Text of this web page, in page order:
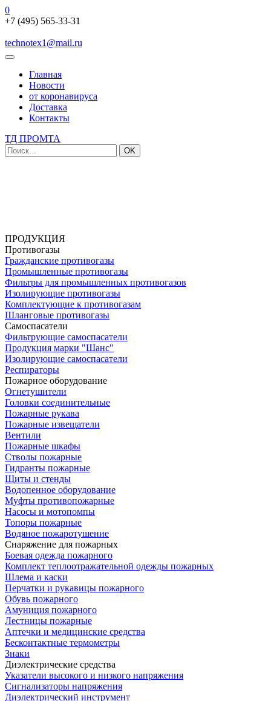
0
+7 (495) 565-33-31
technotex1@mail.ru
Главная
Новости
от коронавируса
Доставка
Контакты
ТД ПРОМТА
OK
ПРОДУКЦИЯ
Противогазы
Гражданские противогазы
Промышленные противогазы
Фильтры для промышленных противогазов
Изолирующие противогазы
Комплектующие к противогазам
Шланговые противогазы
Самоспасатели
Фильтрующие самоспасатели
Продукция марки "Шанс"
Изолирующие самоспасатели
Респираторы
Пожарное оборудование
Огнетушители
Головки соединительные
Пожарные рукава
Пожарные извещатели
Вентили
Пожарные шкафы
Стволы пожарные
Гидранты пожарные
Щиты и стенды
Водопенное оборудование
Муфты противопожарные
Насосы и мотопомпы
Топоры пожарные
Водяное пожаротушение
Снаряжение для пожарных
Боевая одежда пожарного
Комплект теплоотражательной одежды пожарных
Шлема и каски
Перчатки и рукавицы пожарного
Обувь пожарного
Амуниция пожарного
Лестницы пожарные
Аптечки и медицинские средства
Бесконтактные термометры
Знаки
Диэлектрические средства
Указатели высокого и низкого напряжения
Сигнализаторы напряжения
Диэлектрический инструмент